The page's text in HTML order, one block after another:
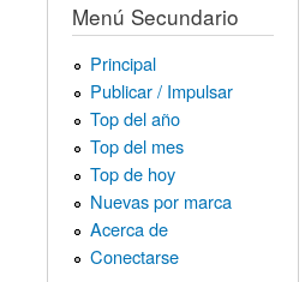
Menú Secundario
Principal
Publicar / Impulsar
Top del año
Top del mes
Top de hoy
Nuevas por marca
Acerca de
Conectarse